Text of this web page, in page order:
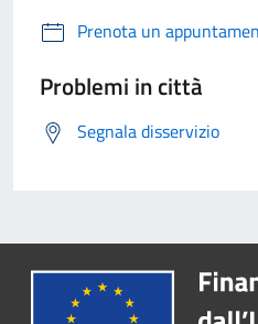
Prenota un
Problemi in città
Segnala disservizio